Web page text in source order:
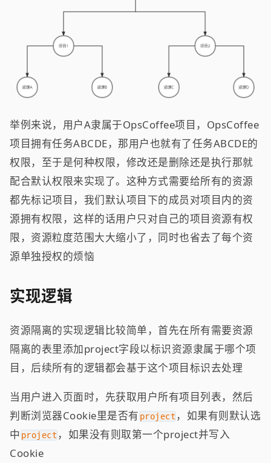
举例来说，用户A隶属于OpsCoffee项目，OpsCoffee
项目拥有任务ABCDE，那用户也就有了任务ABCDE的
权限，至于是何种权限，修改还是删除还是执行那就
配合默认权限来实现了。这种方式需要给所有的资源
都先标记项目，我们默认项目下的成员对项目内的资
源拥有权限，这样的话用户只对自己的项目资源有权
限，资源粒度范围大大缩小了，同时也省去了每个资
源单独授权的烦恼
实现逻辑
资源隔离的实现逻辑比较简单，首先在所有需要资源
隔离的表里添加project字段以标识资源隶属于哪个项
目，后续所有的逻辑都会基于这个项目标识去处理
当用户进入页面时，先获取用户所有项目列表，然后
判断浏览器Cookie里是否有 project ，如果有则默认选
中 project ，如果没有则取第一个project并写入
Cookie